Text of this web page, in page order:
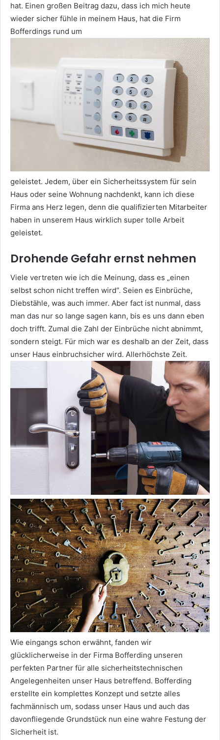
hat. Einen großen Beitrag dazu, dass ich mich heute
wieder sicher fühle in meinem Haus, hat die Firm
Bofferdings rund um
geleistet. Jedem, über ein Sicherheitssystem für sein
Haus oder seine Wohnung nachdenkt, kann ich diese
Firma ans Herz legen, denn die qualifizierten Mitarbeiter
haben in unserem Haus wirklich super tolle Arbeit
geleistet.
Drohende Gefahr ernst nehmen
Viele vertreten wie ich die Meinung, dass es „einen
selbst schon nicht treffen wird“. Seien es Einbrüche,
Diebstähle, was auch immer. Aber fact ist nunmal, dass
man das nur so lange sagen kann, bis es uns dann eben
doch trifft. Zumal die Zahl der Einbrüche nicht abnimmt,
sondern steigt. Für mich war es deshalb an der Zeit, dass
unser Haus einbruchsicher wird. Allerhöchste Zeit.
Wie eingangs schon erwähnt, fanden wir
glücklicherweise in der Firma Bofferding unseren
perfekten Partner für alle sicherheitstechnischen
Angelegenheiten unser Haus betreffend. Bofferding
erstellte ein komplettes Konzept und setzte alles
fachmännisch um, sodass unser Haus und auch das
davonfliegende Grundstück nun eine wahre Festung der
Sicherheit ist.